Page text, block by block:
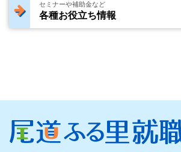
セミナーや補助金など
各種お役立ち情報